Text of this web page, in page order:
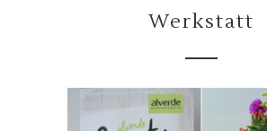
Werkstatt